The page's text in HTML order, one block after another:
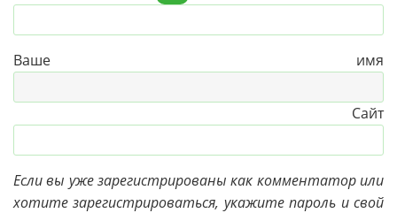
Ваше имя
Сайт
Если вы уже зарегистрированы как комментатор или
хотите зарегистрироваться, укажите пароль и свой